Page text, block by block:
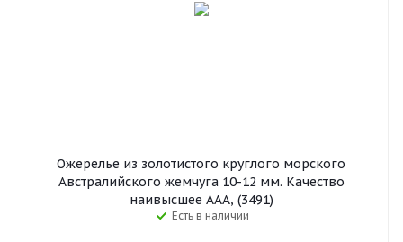
Ожерелье из золотистого круглого морского
Австралийского жемчуга 10-12 мм. Качество
наивысшее ААА, (3491)
Есть в наличии